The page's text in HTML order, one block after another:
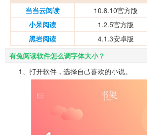
当当云阅读
10.8.10官方版
小呆阅读
1.2.5官方版
黑岩阅读
4.1.3安卓版
有兔阅读软件怎么调字体大小？
1、打开软件，选择自己喜欢的小说。